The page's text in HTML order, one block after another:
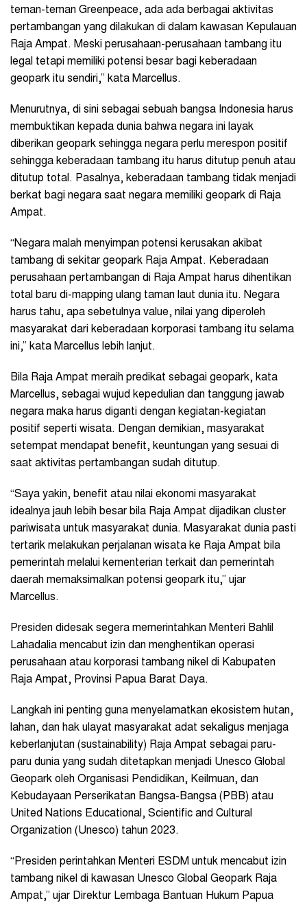
teman-teman Greenpeace, ada ada berbagai aktivitas
pertambangan yang dilakukan di dalam kawasan Kepulauan
Raja Ampat. Meski perusahaan-perusahaan tambang itu
legal tetapi memiliki potensi besar bagi keberadaan
geopark itu sendiri,” kata Marcellus.
Menurutnya, di sini sebagai sebuah bangsa Indonesia harus
membuktikan kepada dunia bahwa negara ini layak
diberikan geopark sehingga negara perlu merespon positif
sehingga keberadaan tambang itu harus ditutup penuh atau
ditutup total. Pasalnya, keberadaan tambang tidak menjadi
berkat bagi negara saat negara memiliki geopark di Raja
Ampat.
“Negara malah menyimpan potensi kerusakan akibat
tambang di sekitar geopark Raja Ampat. Keberadaan
perusahaan pertambangan di Raja Ampat harus dihentikan
total baru di-mapping ulang taman laut dunia itu. Negara
harus tahu, apa sebetulnya value, nilai yang diperoleh
masyarakat dari keberadaan korporasi tambang itu selama
ini,” kata Marcellus lebih lanjut.
Bila Raja Ampat meraih predikat sebagai geopark, kata
Marcellus, sebagai wujud kepedulian dan tanggung jawab
negara maka harus diganti dengan kegiatan-kegiatan
positif seperti wisata. Dengan demikian, masyarakat
setempat mendapat benefit, keuntungan yang sesuai di
saat aktivitas pertambangan sudah ditutup.
“Saya yakin, benefit atau nilai ekonomi masyarakat
idealnya jauh lebih besar bila Raja Ampat dijadikan cluster
pariwisata untuk masyarakat dunia. Masyarakat dunia pasti
tertarik melakukan perjalanan wisata ke Raja Ampat bila
pemerintah melalui kementerian terkait dan pemerintah
daerah memaksimalkan potensi geopark itu,” ujar
Marcellus.
Presiden didesak segera memerintahkan Menteri Bahlil
Lahadalia mencabut izin dan menghentikan operasi
perusahaan atau korporasi tambang nikel di Kabupaten
Raja Ampat, Provinsi Papua Barat Daya.
Langkah ini penting guna menyelamatkan ekosistem hutan,
lahan, dan hak ulayat masyarakat adat sekaligus menjaga
keberlanjutan (sustainability) Raja Ampat sebagai paru-
paru dunia yang sudah ditetapkan menjadi Unesco Global
Geopark oleh Organisasi Pendidikan, Keilmuan, dan
Kebudayaan Perserikatan Bangsa-Bangsa (PBB) atau
United Nations Educational, Scientific and Cultural
Organization (Unesco) tahun 2023.
“Presiden perintahkan Menteri ESDM untuk mencabut izin
tambang nikel di kawasan Unesco Global Geopark Raja
Ampat,” ujar Direktur Lembaga Bantuan Hukum Papua